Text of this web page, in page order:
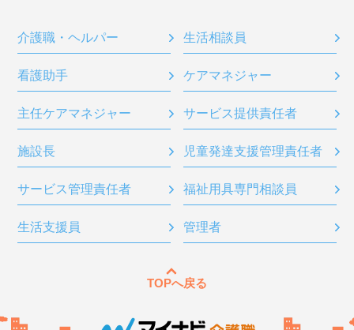
介護職・ヘルパー 生活相談員
看護助手 ケアマネジャー
主任ケアマネジャー サービス提供責任者
施設長 児童発達支援管理責任者
サービス管理責任者 福祉用具専門相談員
生活支援員 管理者
TOPへ戻る